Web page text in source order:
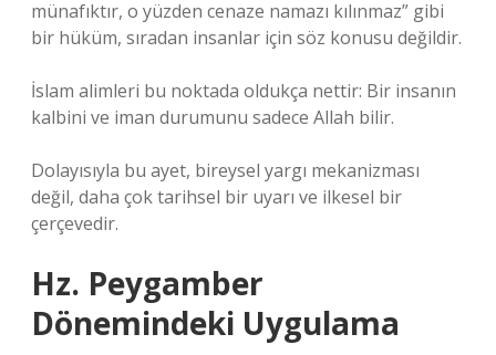
münafıktır, o yüzden cenaze namazı kılınmaz” gibi
bir hüküm, sıradan insanlar için söz konusu değildir.
İslam alimleri bu noktada oldukça nettir: Bir insanın
kalbini ve iman durumunu sadece Allah bilir.
Dolayısıyla bu ayet, bireysel yargı mekanizması
değil, daha çok tarihsel bir uyarı ve ilkesel bir
çerçevedir.
Hz. Peygamber
Dönemindeki Uygulama